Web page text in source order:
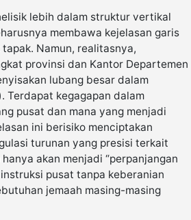
lebih dalam struktur vertikal
membawa kejelasan garis
Namun, realitasnya,
provinsi dan Kantor Departemen
lubang besar dalam
Terdapat kegagapan dalam
pusat dan mana yang menjadi
ini berisiko menciptakan
turunan yang presisi terkait
akan menjadi “perpanjangan
pusat tanpa keberanian
jemaah masing-masing